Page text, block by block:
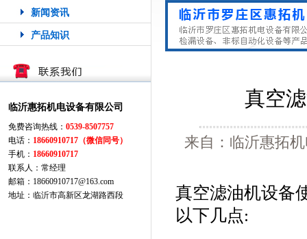
新闻资讯
产品知识
临沂惠拓机电设备有限公司
免费咨询热线：0539-8507757
电话： 18660910717（微信同号）
手机： 18660910717
联系人：常经理
邮箱：18660910717@163.com
地址：临沂市高新区龙湖路西段
真空
来自：临沂惠拓
真空滤油机设备
以下几点: